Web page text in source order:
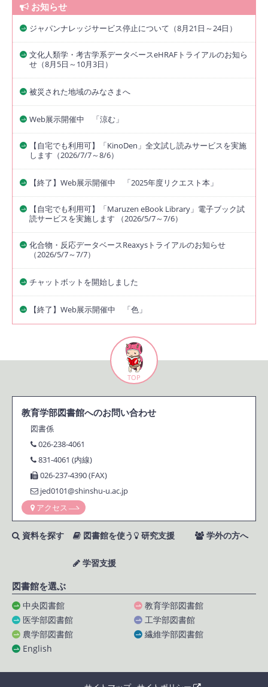
お知らせ
ジャパンナレッジサービス停止について（8月21日～24日）
文化人類学・考古学系データベースeHRAFトライアルのお知ら
せ（8月5日～10月3日）
被災された地域のみなさまへ
Web展示開催中 「涼む」
【自宅でも利用可】「KinoDen」全文試し読みサービスを実施
します（2026/7/7～8/6）
【終了】Web展示開催中 「2025年度リクエスト本」
【自宅でも利用可】「Maruzen eBook Library」電子ブック試
読サービスを実施します （2026/5/7～7/6）
化合物・反応データベースReaxysトライアルのお知らせ
（2026/5/7～7/7）
チャットボットを開始しました
【終了】Web展示開催中 「色」
教育学部図書館へのお問い合わせ
図書係
026-238-4061
831-4061 (内線)
026-237-4390 (FAX)
jed0101@shinshu-u.ac.jp
アクセス
資料を探す 図書館を使う
学習支援
研究支援 学外の方へ
図書館を選ぶ
中央図書館
教育学部図書館
医学部図書館
工学部図書館
農学部図書館
繊維学部図書館
English
TOP